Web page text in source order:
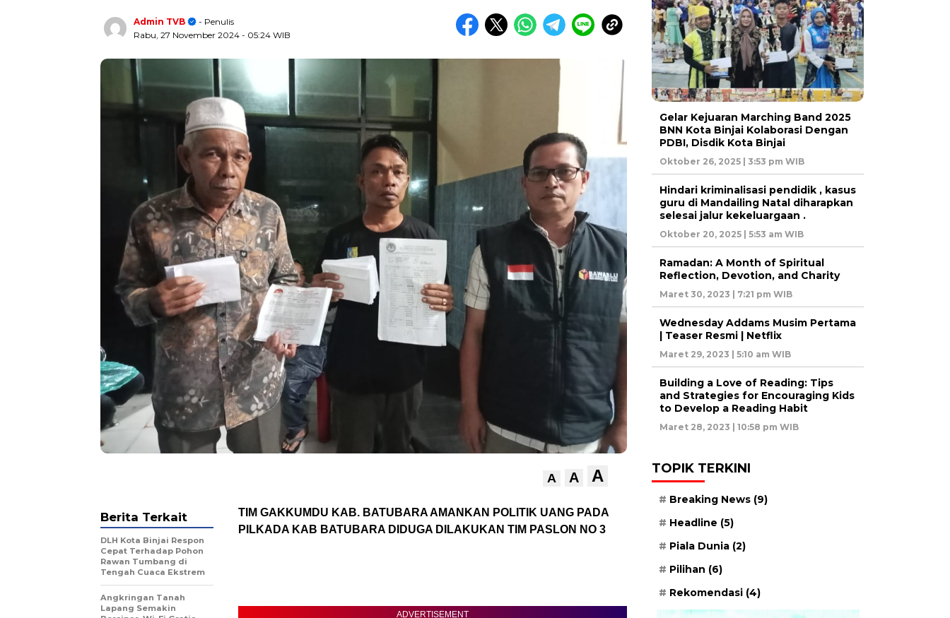
Admin TVB
- Penulis
Rabu, 27 November 2024 - 05:24 WIB
A A A
TIM GAKKUMDU KAB. BATUBARA AMANKAN POLITIK UANG PADA
PILKADA KAB BATUBARA DIDUGA DILAKUKAN TIM PASLON NO 3
ADVERTISEMENT
Berita Terkait
DLH Kota Binjai Respon
Cepat Terhadap Pohon
Rawan Tumbang di
Tengah Cuaca Ekstrem
Angkringan Tanah
Lapang Semakin
Gelar Kejuaran Marching Band 2025
BNN Kota Binjai Kolaborasi Dengan
PDBI, Disdik Kota Binjai
Oktober 26, 2025 | 3:53 pm WIB
Hindari kriminalisasi pendidik , kasus
guru di Mandailing Natal diharapkan
selesai jalur kekeluargaan .
Oktober 20, 2025 | 5:53 am WIB
Ramadan: A Month of Spiritual
Reflection, Devotion, and Charity
Maret 30, 2023 | 7:21 pm WIB
Wednesday Addams Musim Pertama
| Teaser Resmi | Netflix
Maret 29, 2023 | 5:10 am WIB
Building a Love of Reading: Tips
and Strategies for Encouraging Kids
to Develop a Reading Habit
Maret 28, 2023 | 10:58 pm WIB
TOPIK TERKINI
Breaking News (9)
Headline (5)
Piala Dunia (2)
Pilihan (6)
Rekomendasi (4)